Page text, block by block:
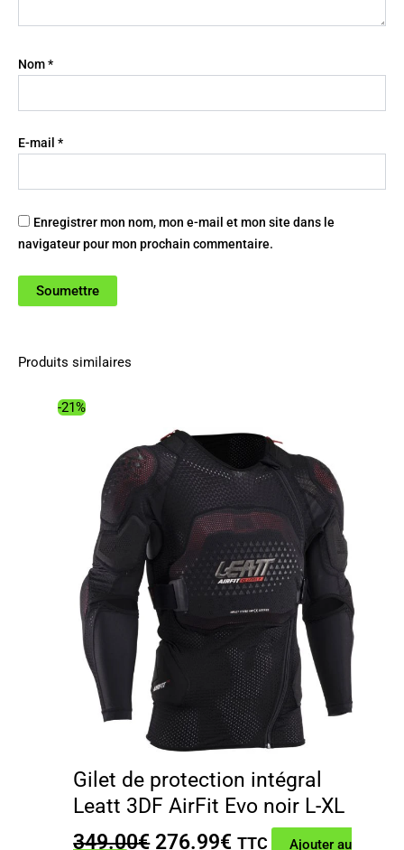
Nom*
E-mail *
Enregistrer mon nom, mon e-mail et mon site dans le
navigateur pour mon prochain commentaire.
Produits similaires
-21%
Gilet de protection intégral
Leatt 3DF AirFit Evo noir L-XL
349.00€ Le
276.99€ Le
TTC Ajouter au